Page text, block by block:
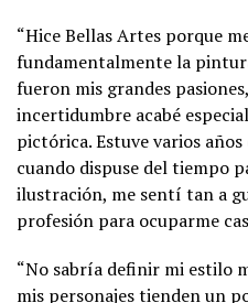
“Hice Bellas Artes porque
fundamentalmente la
fueron mis grandes
incertidumbre acabé
pictórica. Estuve varios
cuando dispuse del tiempo
ilustración, me sentí tan a
profesión para ocuparme
“No sabría definir mi estilo
mis personajes tienden un